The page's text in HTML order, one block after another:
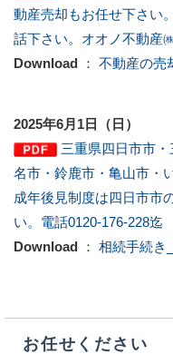
動産売却もお任せ下さい
話下さい。オオノ不動産
Download ： 不動産の売
2025年6月1日（日）
三重県四日市市
名市・鈴鹿市・亀山市・
成年後見制度は四日市市
い。電話0120-176-228迄
Download ： 相続手続き
お任せください